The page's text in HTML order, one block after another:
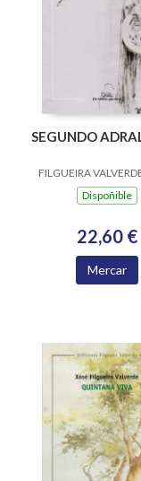
SEGUNDO
FILGUEIRA
Dispoñible
22,60 €
Mercar